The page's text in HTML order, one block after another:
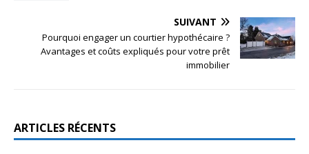
SUIVANT
Pourquoi engager un courtier hypothécaire ?
Avantages et coûts expliqués pour votre prêt
immobilier
ARTICLES RÉCENTS